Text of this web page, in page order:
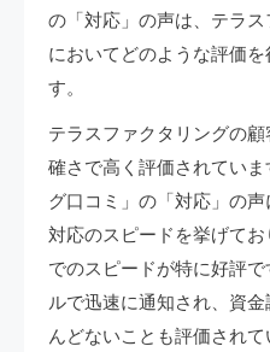
の「対応」の声は、テラ
においてどのような評価
す。
テラスファクタリングの
確さで高く評価されてい
グ口コミ」の「対応」の
対応のスピードを挙げて
でのスピードが特に好評
ルで迅速に通知され、資
んどないことも評価されて